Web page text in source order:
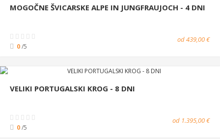
MOGOČNE ŠVICARSKE ALPE IN JUNGFRAUJOCH - 4 DNI
0/5
od 439,00 €
VELIKI PORTUGALSKI KROG - 8 DNI
0/5
od 1.395,00 €